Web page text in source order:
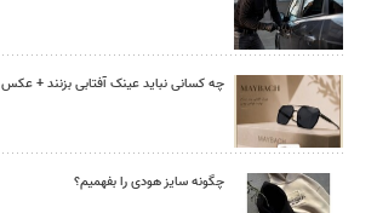
چه کسانی نباید عینک آفتابی بزنند + عکس
چگونه سایز هودی را بفهمیم؟